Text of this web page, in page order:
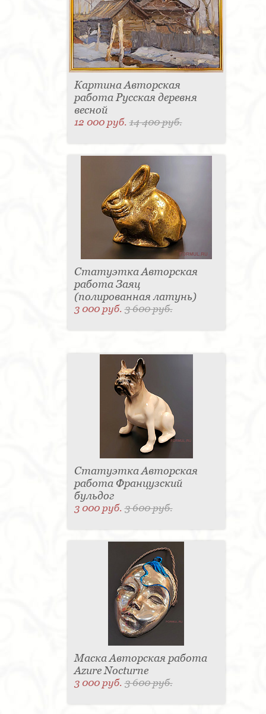
Картина Авторская
работа Русская деревня
весной
12 000 руб.14 400 руб.
Статуэтка Авторская
работа Заяц
(полированная латунь)
3 000 руб.3 600 руб.
Статуэтка Авторская
работа Французский
бульдог
3 000 руб.3 600 руб.
Маска Авторская работа
Azure Nocturne
3 000 руб.3 600 руб.